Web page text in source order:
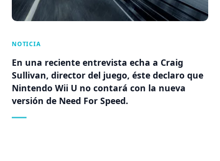
NOTICIA
En una reciente entrevista echa a Craig
Sullivan, director del juego, éste declaro que
Nintendo Wii U no contará con la nueva
versión de Need For Speed.